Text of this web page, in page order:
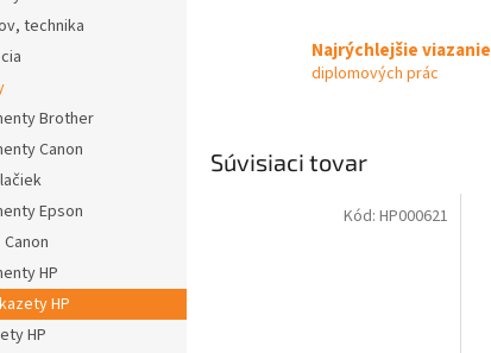
technika
Brother
Canon
Epson
HP
HP
HP
Najrýchlejšie viazanie
diplomových prác
Súvisiaci tovar
Kód: HP000621